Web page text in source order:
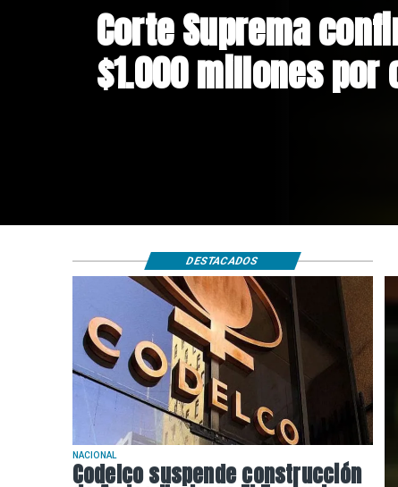
Codelco suspende
Andes Norte en El
NACIONAL
Codelco suspende construcción
DESTACADOS